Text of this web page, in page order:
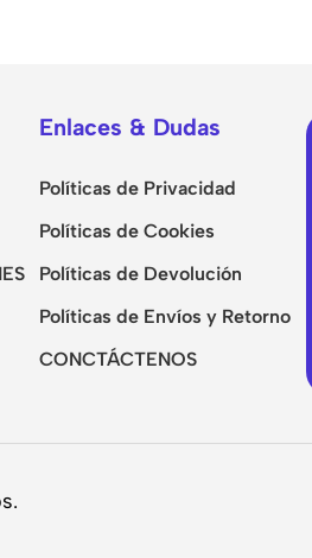
Enlaces & Dudas
Políticas de Privacidad
Políticas de Cookies
Políticas de Devolución
Políticas de Envíos y Retorno
CONCTÁCTENOS